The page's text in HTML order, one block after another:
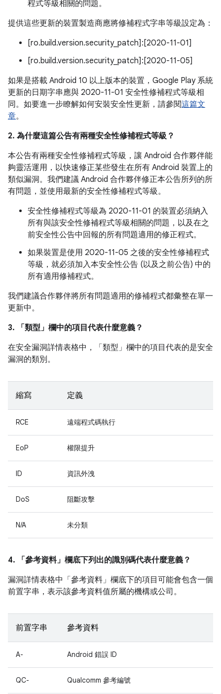
程式等級相關的問題。
提供這些更新的裝置製造商應將修補程式字串等級設定為：
[ro.build.version.security_patch]:[2020-11-01]
[ro.build.version.security_patch]:[2020-11-05]
如果是搭載 Android 10 以上版本的裝置，Google Play 系統
更新的日期字串應與 2020-11-01 安全性修補程式等級相
同。如要進一步瞭解如何安裝安全性更新，請參閱這篇文
章。
2. 為什麼這篇公告有兩種安全性修補程式等級？
本公告有兩種安全性修補程式等級，讓 Android 合作夥伴能
夠靈活運用，以快速修正某些發生在所有 Android 裝置上的
類似漏洞。我們建議 Android 合作夥伴修正本公告所列的所
有問題，並使用最新的安全性修補程式等級。
安全性修補程式等級為 2020-11-01 的裝置必須納入
所有與該安全性修補程式等級相關的問題，以及在之
前安全性公告中回報的所有問題適用的修正程式。
如果裝置是使用 2020-11-05 之後的安全性修補程式
等級，就必須加入本安全性公告 (以及之前公告) 中的
所有適用修補程式。
我們建議合作夥伴將所有問題適用的修補程式都彙整在單一
更新中。
3. 「類型」 欄中的項目代表什麼意義？
在安全漏洞詳情表格中，「類型」 欄中的項目代表的是安全
漏洞的類別。
縮寫 定義
RCE 遠端程式碼執行
EoP 權限提升
ID 資訊外洩
DoS 阻斷攻擊
N/A 未分類
4. 「參考資料」 欄底下列出的識別碼代表什麼意義？
漏洞詳情表格中「參考資料」 欄底下的項目可能會包含一個
前置字串，表示該參考資料值所屬的機構或公司。
前置字串 參考資料
A- Android 錯誤 ID
QC- Qualcomm 參考編號